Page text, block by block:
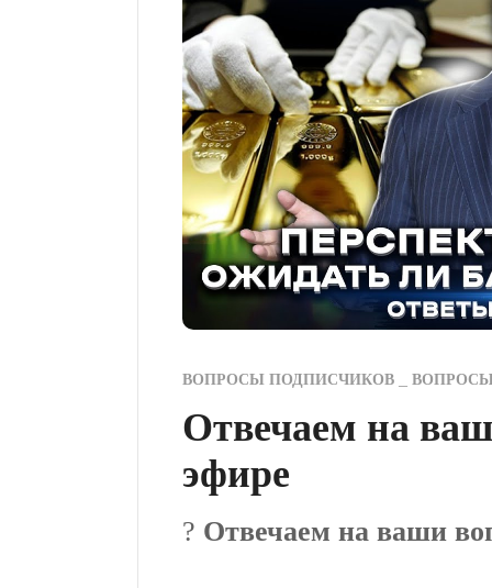
ВОПРОСЫ ПОДПИСЧИКОВ
Отвечаем на
эфире
? Отвечаем на ваши